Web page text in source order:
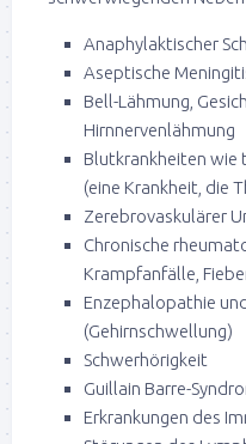
Anaphylaktischer
Aseptische
Bell-Lähmung,
Hirnnervenlähmung
Blutkrankheiten wie
(eine Krankheit, die
Zerebrovaskulärer
Chronische
Krampfanfälle,
Enzephalopathie
(Gehirnschwellung)
Schwerhörigkeit
Guillain Barre-
Erkrankungen des